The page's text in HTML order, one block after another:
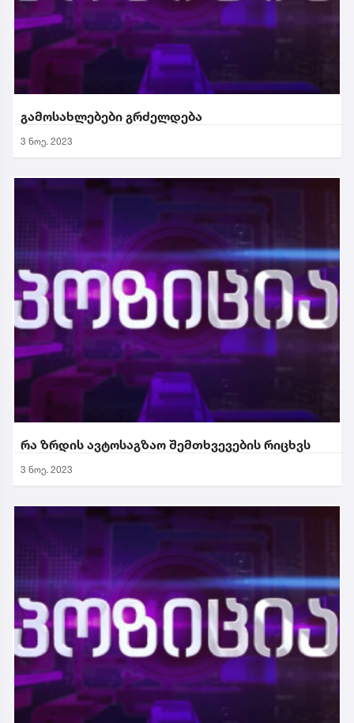
გამოსახლებები გრძელდება
3 ნოე. 2023
რა ზრდის ავტოსაგზაო შემთხვევების რიცხვს
3 ნოე. 2023